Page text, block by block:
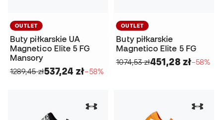
OUTLET
Buty piłkarskie UA
Magnetico Elite 5 FG
Mansory
1289,45 zł537,24 zł−58%
OUTLET
Buty piłkarskie
Magnetico Elite 5 FG
1074,53 zł451,28 zł−58%